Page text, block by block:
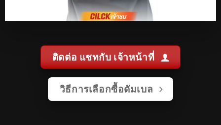
หมามีกล้าม
โฮ่ง โฮ่ง มืออาชีพ ด้านดัมเบล ตัวจริง ต้องหมามีกล้าม ราคาถูก
คุณภาพดี พร้อมจัดส่งทั่วประเทศ !